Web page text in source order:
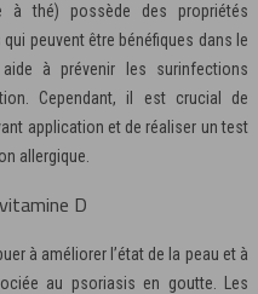
à thé) possède des propriétés
peuvent être bénéfiques dans le
à prévenir les surinfections
Cependant, il est crucial de
application et de réaliser un test
allergique.
D
à améliorer l’état de la peau et à
au psoriasis en goutte. Les